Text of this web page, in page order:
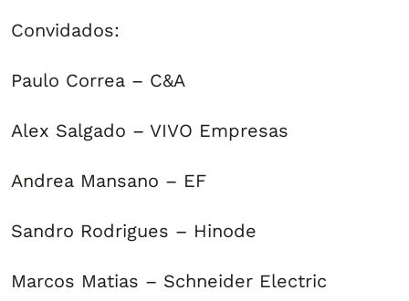
Convidados:
Paulo Correa – C&A
Alex Salgado – VIVO Empresas
Andrea Mansano – EF
Sandro Rodrigues – Hinode
Marcos Matias – Schneider Electric